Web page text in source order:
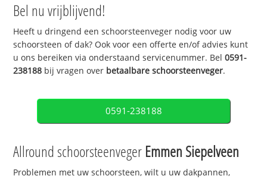
Bel nu vrijblijvend!
Heeft u dringend een schoorsteenveger nodig voor uw
schoorsteen of dak? Ook voor een offerte en/of advies kunt
u ons bereiken via onderstaand servicenummer. Bel0591-
238188 bij vragen over betaalbare schoorsteenveger.
0591-238188
Allround schoorsteenveger Emmen Siepelveen
Problemen met uw schoorsteen, wilt u uw dakpannen,